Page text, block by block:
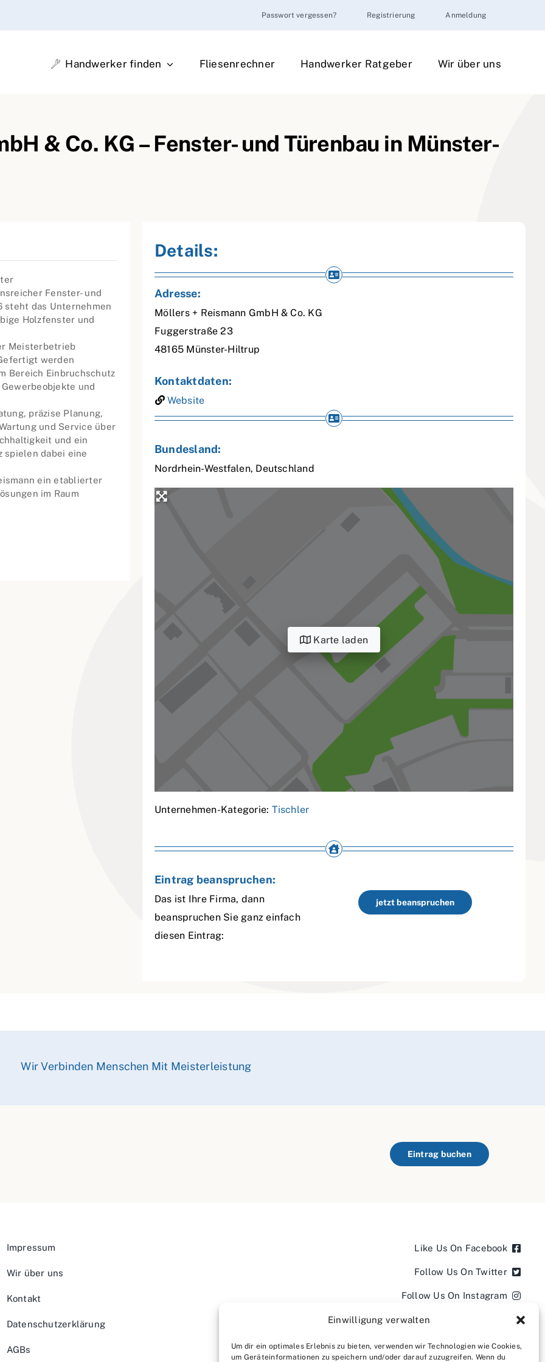
Einwilligung verwalten
Um dir ein optimales Erlebnis zu bieten, verwenden wir Technologien wie Cookies,
um Geräteinformationen zu speichern und/oder darauf zuzugreifen. Wenn du
Passwort vergessen? Registrierung Anmeldung
Handwerker finden Fliesenrechner Handwerker Ratgeber Wir über uns
& Co. KG – Fenster- und Türenbau in Münster-
Fenster- und
steht das Unternehmen
Holzfenster und
Meisterbetrieb
werden
Bereich Einbruchschutz
und
präzise Planung,
und Service über
und ein
spielen dabei eine
ein etablierter
im Raum
Details:
Adresse:
Möllers + Reismann GmbH & Co. KG
Fuggerstraße 23
48165 Münster-Hiltrup
Kontaktdaten:
Website
Bundesland:
Nordrhein-Westfalen, Deutschland
Karte laden
Unternehmen-Kategorie: Tischler
Eintrag beanspruchen:
Das ist Ihre Firma, dann
beanspruchen Sie ganz einfach
diesen Eintrag:
jetzt beanspruchen
Wir Verbinden Menschen Mit Meisterleistung
Eintrag buchen
Impressum
Wir über uns
Kontakt
Datenschutzerklärung
AGBs
Like Us On Facebook
Follow Us On Twitter
Follow Us On Instagram
Follow Us On LinkedIn
Follow us on YouTube